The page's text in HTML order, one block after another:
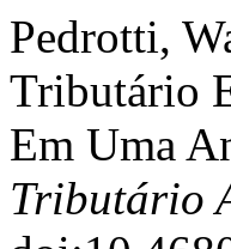
Pedrotti,
Tributário
Em Uma
Tributário